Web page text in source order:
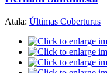
Atala: Últimas Coberturas